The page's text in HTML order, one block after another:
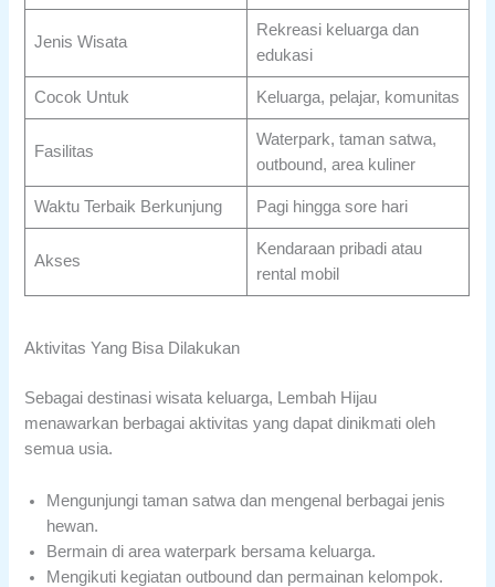
Jenis Wisata
Rekreasi keluarga dan
edukasi
Cocok Untuk Keluarga, pelajar, komunitas
Fasilitas
Waterpark, taman satwa,
outbound, area kuliner
Waktu Terbaik Berkunjung Pagi hingga sore hari
Akses
Kendaraan pribadi atau
rental mobil
Aktivitas Yang Bisa Dilakukan
Sebagai destinasi wisata keluarga, Lembah Hijau
menawarkan berbagai aktivitas yang dapat dinikmati oleh
semua usia.
Mengunjungi taman satwa dan mengenal berbagai jenis
hewan.
Bermain di area waterpark bersama keluarga.
Mengikuti kegiatan outbound dan permainan kelompok.